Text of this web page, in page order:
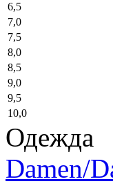
6,5
7,0
7,5
8,0
8,5
9,0
9,5
10,0
Одежда
Damen/